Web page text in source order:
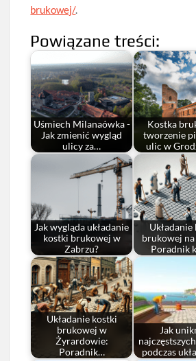
brukowej/.
Powiązane treści:
Uśmiech Milanaówka -
Jak zmienić wygląd
ulicy za…
Kostka
tworzenie
ulic w
Jak wygląda układanie
kostki brukowej w
Zabrzu?
Układanie
brukowej na
Poradnik
Układanie kostki
brukowej w
Żyrardowie:
Poradnik…
Jak
podczas